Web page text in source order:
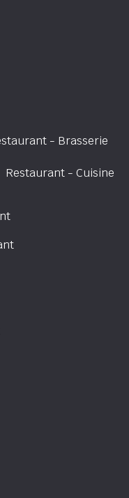
- Brasserie
Restaurant - Cuisine